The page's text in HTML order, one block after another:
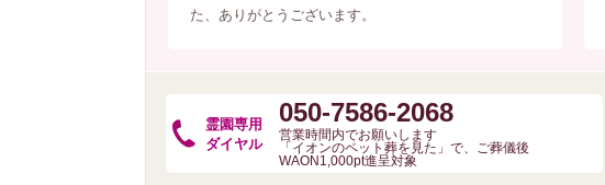
た、ありがとうございます。
霊園専用
ダイヤル
050-7586-2068
営業時間内でお願いします
「イオンのペット葬を見た」で、ご葬儀後
WAON1,000pt進呈対象